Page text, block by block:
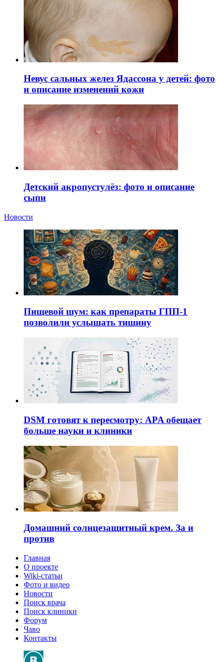
Невус сальных желез Ядассона у детей: фото
и описание изменений кожи
Детский акропустулёз: фото и описание
сыпи
Новости
Пищевой шум: как препараты ГПП-1
позволили услышать тишину
DSM готовят к пересмотру: APA обещает
больше науки и клиники
Домашний солнцезащитный крем. За и
против
Главная
О проекте
Wiki-статьи
Фото и видео
Новости
Поиск врача
Поиск клиники
Форум
Чаво
Контакты